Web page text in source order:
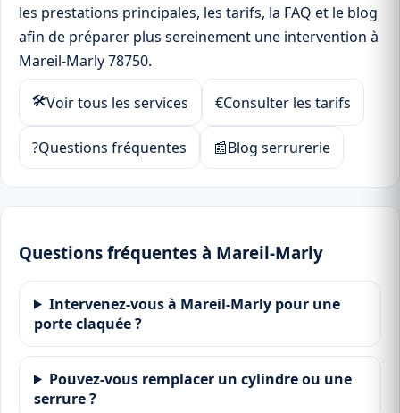
les prestations principales, les tarifs, la FAQ et le blog
afin de préparer plus sereinement une intervention à
Mareil-Marly 78750.
🛠Voir tous les services €Consulter les tarifs
?Questions fréquentes 📰Blog serrurerie
Questions fréquentes à Mareil-Marly
Intervenez-vous à Mareil-Marly pour une
porte claquée ?
Pouvez-vous remplacer un cylindre ou une
serrure ?